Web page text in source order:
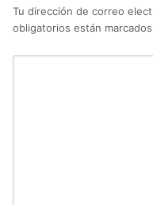
Tu dirección de correo
obligatorios están